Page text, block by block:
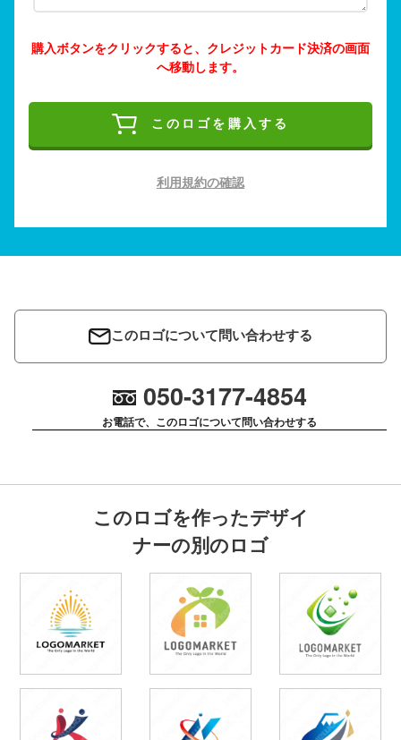
購入ボタンをクリックすると、クレジットカード決済の画面
へ移動します。
このロゴを購入する
利用規約の確認
このロゴについて問い合わせする
050-3177-4854
お電話で、このロゴについて問い合わせする
このロゴを作ったデザイ
ナーの別のロゴ